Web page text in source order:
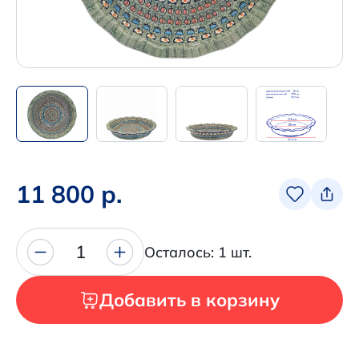
Написать нам в Телеграм
+7 (925) 294-91-85
,
+7 (926) 702-09-76
11 800 р.
1 Осталось: 1 шт.
Добавить в корзину